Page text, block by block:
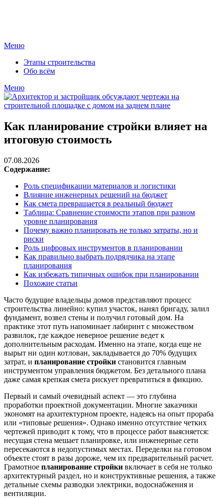
Меню
Этапы строительства
Обо всём
Меню
Как планирование стройки влияет на
итоговую стоимость
07.08.2026
Содержание:
Роль спецификации материалов и логистики
Влияние инженерных решений на бюджет
Как смета превращается в реальный бюджет
Таблица: Сравнение стоимости этапов при разном
уровне планирования
Почему важно планировать не только затраты, но и
риски
Роль цифровых инструментов в планировании
Как правильно выбрать подрядчика на этапе
планирования
Как избежать типичных ошибок при планировании
Похожие статьи
Часто будущие владельцы домов представляют процесс
строительства линейно: купил участок, нанял бригаду, залил
фундамент, возвел стены и получил готовый дом. На
практике этот путь напоминает лабиринт с множеством
развилок, где каждое неверное решение ведет к
дополнительным расходам. Именно на этапе, когда еще не
вырыт ни один котлован, закладывается до 70% будущих
затрат, и планирование стройки становится главным
инструментом управления бюджетом. Без детального плана
даже самая крепкая смета рискует превратиться в фикцию.
Первый и самый очевидный аспект — это глубина
проработки проектной документации. Многие заказчики
экономят на архитектурном проекте, надеясь на опыт прораба
или «типовые решения». Однако именно отсутствие четких
чертежей приводит к тому, что в процессе работ выясняется:
несущая стена мешает планировке, или инженерные сети
пересекаются в недопустимых местах. Переделки на готовом
объекте стоят в разы дороже, чем их предварительный расчет.
Грамотное планирование стройки включает в себя не только
архитектурный раздел, но и конструктивные решения, а также
детальные схемы разводки электрики, водоснабжения и
вентиляции.